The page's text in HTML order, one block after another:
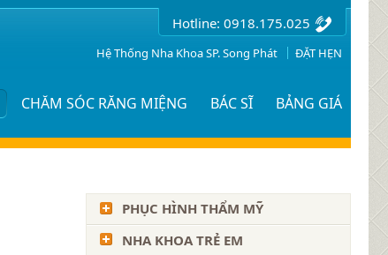
Hotline: 0918.175.025
Hệ Thống Nha Khoa SP. Song Phát ĐẶT HẸN
CHĂM SÓC RĂNG MIỆNG BÁC SĨ BẢNG GIÁ
PHỤC HÌNH THẨM MỸ
NHA KHOA TRẺ EM